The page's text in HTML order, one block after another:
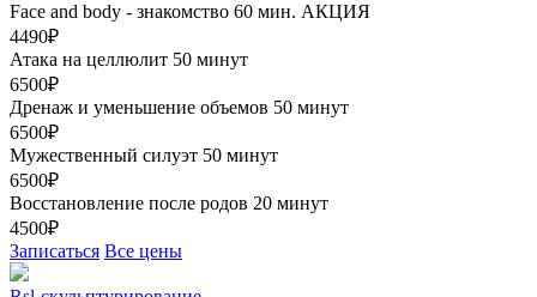
Face and body - знакомство 60 мин. АКЦИЯ
4490₽
Атака на целлюлит 50 минут
6500₽
Дренаж и уменьшение объемов 50 минут
6500₽
Мужественный силуэт 50 минут
6500₽
Восстановление после родов 20 минут
4500₽
Записаться Все цены